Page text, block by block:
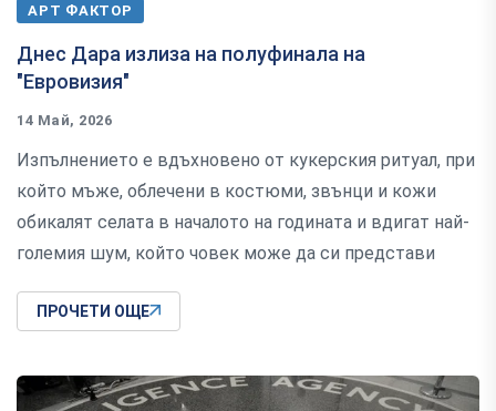
АРТ ФАКТОР
Днес Дара излиза на полуфинала на
"Евровизия"
14 Май, 2026
Изпълнението е вдъхновено от кукерския ритуал, при
който мъже, облечени в костюми, звънци и кожи
обикалят селата в началото на годината и вдигат най-
големия шум, който човек може да си представи
ПРОЧЕТИ ОЩЕ